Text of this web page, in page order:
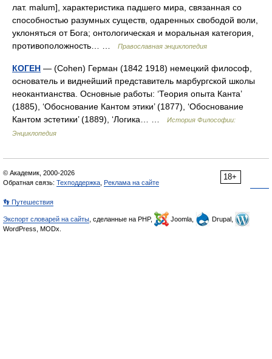
лат. malum], характеристика падшего мира, связанная со
способностью разумных существ, одаренных свободой воли,
уклоняться от Бога; онтологическая и моральная категория,
противоположность… …
Православная энциклопедия
КОГЕН — (Cohen) Герман (1842 1918) немецкий философ,
основатель и виднейший представитель марбургской школы
неокантианства. Основные работы: ‘Теория опыта Канта’
(1885), ‘Обоснование Кантом этики’ (1877), ‘Обоснование
Кантом эстетики’ (1889), ‘Логика… …
История Философии:
Энциклопедия
18+
© Академик, 2000-2026
Обратная связь: Техподдержка Реклама на сайте
👣 Путешествия
Экспорт словарей на сайты , сделанные на PHP, Joomla,
Drupal,
WordPress, MODx.